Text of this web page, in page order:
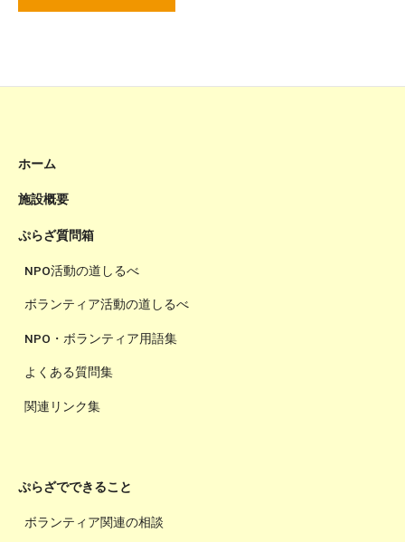
ホーム
施設概要
ぷらざ質問箱
NPO活動の道しるべ
ボランティア活動の道しるべ
NPO・ボランティア用語集
よくある質問集
関連リンク集
ぷらざでできること
ボランティア関連の相談